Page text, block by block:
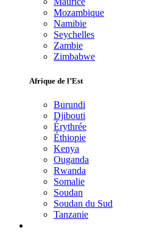
Mozambique
Namibie
Seychelles
Zambie
Zimbabwe
Afrique de l’Est
Burundi
Djibouti
Érythrée
Éthiopie
Kenya
Ouganda
Rwanda
Somalie
Soudan
Soudan du Sud
Tanzanie